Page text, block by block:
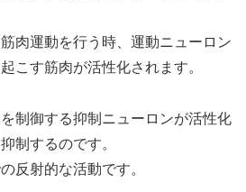
肉運動を行う時、運動ニューロン
こす筋肉が活性化されます。
制御する抑制ニューロンが活性化
制するのです。
反射的な活動です。